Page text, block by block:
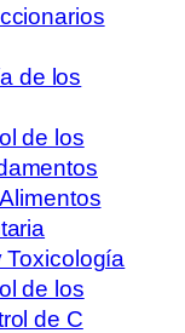
de los
de los
Toxicología
de los
de C